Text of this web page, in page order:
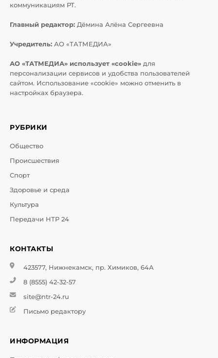
коммуникациям РТ.
Главный редактор: Дёмина Алёна Сергеевна
Учредитель: АО «ТАТМЕДИА»
АО «ТАТМЕДИА» использует «cookie» для
персонализации сервисов и удобства пользователей
сайтом. Использование «cookie» можно отменить в
настройках браузера.
РУБРИКИ
Общество
Происшествия
Спорт
Здоровье и среда
Культура
Передачи НТР 24
КОНТАКТЫ
423577, Нижнекамск, пр. Химиков, 64А
8 (8555) 42-32-57
site@ntr-24.ru
Письмо редактору
ИНФОРМАЦИЯ